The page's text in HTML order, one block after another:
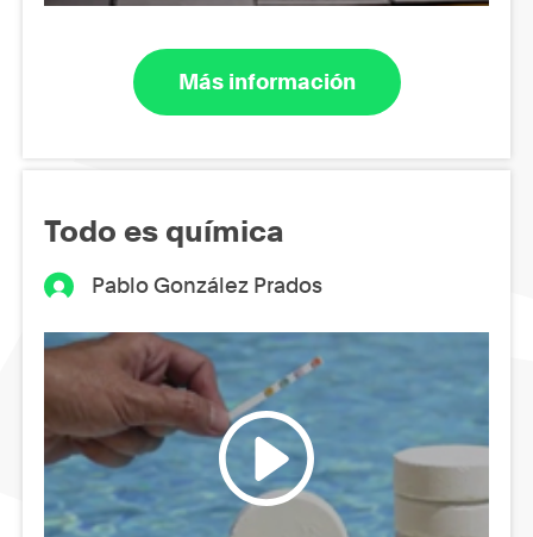
Más información
Todo es química
Pablo González Prados